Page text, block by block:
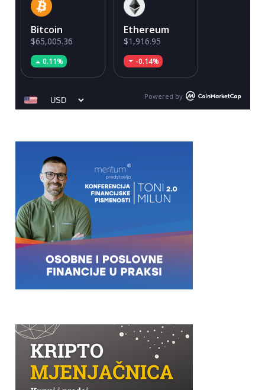
Bitcoin
$65,005.36
0.11%
Ethereum
$1,916.95
-0.14%
Powered by